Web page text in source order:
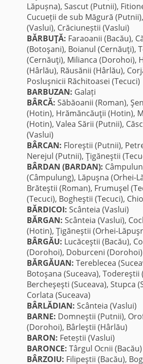
Lăpușna), Sascut (Putnii),
Cucueții de sub Măgură
(Vaslui), Crăciuneștii (Vaslui)
BĂRBUŢĂ: Faraoanii (Bacău),
(Botoşani), Boianul (Cernăuţi),
(Cernăuţi), Milianca (Dorohoi),
(Hârlău), Răusănii (Hârlău),
Posluşnicii Răchitoasei (Tecuci)
BARBUZAN: Galați
BÂRCĂ: Săbăoanii (Roman),
(Hotin), Hrămăncăuţii (Hotin),
(Hotin), Valea Sării (Putnii),
(Vaslui)
BÂRCAN: Floreştii (Putnii),
Nerejul (Putnii), Ţigăneştii
BÂRDAN (BARDAN):
(Câmpulung), Lăpuşna (Orhei-
Brăteştii (Roman), Frumuşel
(Tecuci), Bogheştii (Tecuci),
BĂRDICOI: Scânteia (Vaslui)
BĂRGAN: Scânteia (Vaslui),
(Hotin), Ţigăneştii (Orhei-
BÂRGĂU: Lucăceştii (Bacău),
(Dorohoi), Doburceni (Dorohoi)
BĂRGĂUAN: Tereblecea
Botoşana (Suceava), Todereştii
Bercheşeşti (Suceava), Stupca
Corlata (Suceava)
BÂRLĂDIAN: Scânteia (Vaslui)
BARNE: Domneştii (Putnii),
(Dorohoi), Bârleştii (Hârlău)
BARON: Feteștii (Vaslui)
BARONCE: Târgul Ocnii (Bacău)
BÂRZOIU: Filipeştii (Bacău),